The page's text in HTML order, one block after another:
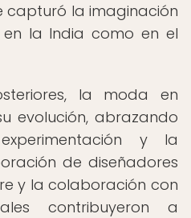
capturó la imaginación
la India como en el
la moda en
evolución, abrazando
y la
de diseñadores
y la colaboración con
contribuyeron a